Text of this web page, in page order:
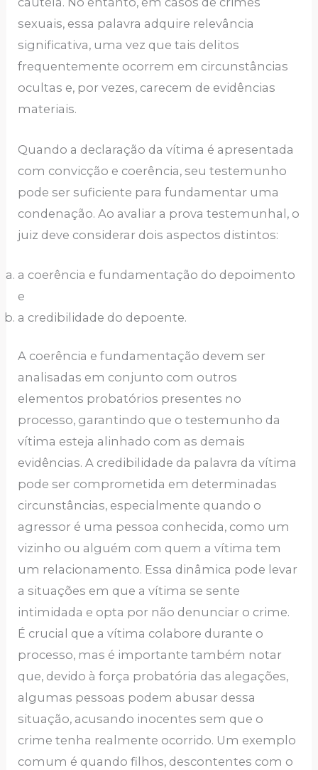
sexuais, essa palavra adquire relevância
significativa, uma vez que tais delitos
frequentemente ocorrem em circunstâncias
ocultas e, por vezes, carecem de evidências
materiais.
Quando a declaração da vítima é apresentada
com convicção e coerência, seu testemunho
pode ser suficiente para fundamentar uma
condenação. Ao avaliar a prova testemunhal, o
juiz deve considerar dois aspectos distintos:
a coerência e fundamentação do depoimento
e
a credibilidade do depoente.
A coerência e fundamentação devem ser
analisadas em conjunto com outros
elementos probatórios presentes no
processo, garantindo que o testemunho da
vítima esteja alinhado com as demais
evidências. A credibilidade da palavra da vítima
pode ser comprometida em determinadas
circunstâncias, especialmente quando o
agressor é uma pessoa conhecida, como um
vizinho ou alguém com quem a vítima tem
um relacionamento. Essa dinâmica pode levar
a situações em que a vítima se sente
intimidada e opta por não denunciar o crime.
É crucial que a vítima colabore durante o
processo, mas é importante também notar
que, devido à força probatória das alegações,
algumas pessoas podem abusar dessa
situação, acusando inocentes sem que o
crime tenha realmente ocorrido. Um exemplo
comum é quando filhos, descontentes com o